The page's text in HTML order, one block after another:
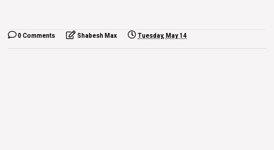
0 Comments Shabesh Max Tuesday, May 14